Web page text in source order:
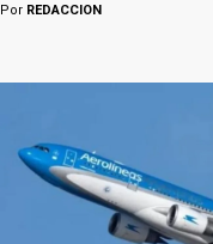
Por REDACCION